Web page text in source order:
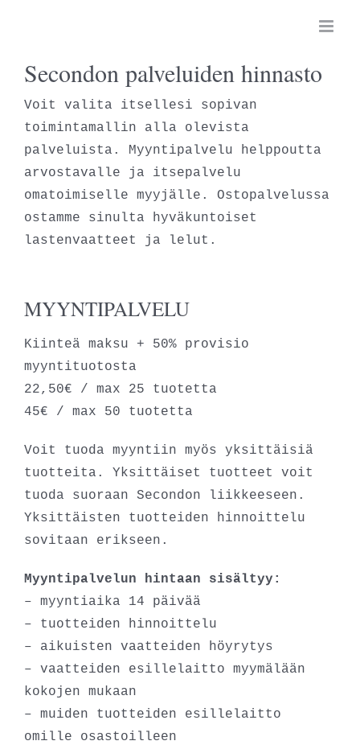
Secondon palveluiden hinnasto
Voit valita itsellesi sopivan
toimintamallin alla olevista
palveluista. Myyntipalvelu helppoutta
arvostavalle ja itsepalvelu
omatoimiselle myyjälle. Ostopalvelussa
ostamme sinulta hyväkuntoiset
lastenvaatteet ja lelut.
MYYNTIPALVELU
Kiinteä maksu + 50% provisio
myyntituotosta
22,50€ / max 25 tuotetta
45€ / max 50 tuotetta
Voit tuoda myyntiin myös yksittäisiä
tuotteita. Yksittäiset tuotteet voit
tuoda suoraan Secondon liikkeeseen.
Yksittäisten tuotteiden hinnoittelu
sovitaan erikseen.
Myyntipalvelun hintaan sisältyy:
– myyntiaika 14 päivää
– tuotteiden hinnoittelu
– aikuisten vaatteiden höyrytys
– vaatteiden esillelaitto myymälään
kokojen mukaan
– muiden tuotteiden esillelaitto
omille osastoilleen